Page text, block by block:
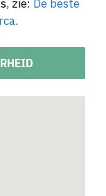
zie: De beste
.